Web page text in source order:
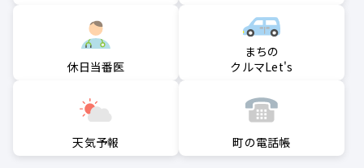
休日当番医
まちの
クルマLet's
天気予報 町の電話帳